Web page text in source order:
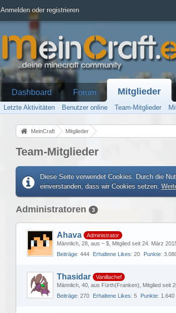
Anmelden oder registrieren
Dashboard Forum Mitglieder
Letzte Aktivitäten Benutzer online Team-Mitglieder
MeinCraft Mitglieder
Team-Mitglieder
Diese Seite verwendet Cookies. Durch die
einverstanden, dass wir Cookies setzen.
Administratoren 3
Ahava
Administrator
Männlich 28 aus ~ $
Mitglied seit 24. März
Beiträge 444 Erhaltene Likes 20 Punkte
Thasidar
Vanillachef
Männlich 40 aus Fürth(Franken)
Mitglied seit
Beiträge 270 Erhaltene Likes 5 Punkte 1.640